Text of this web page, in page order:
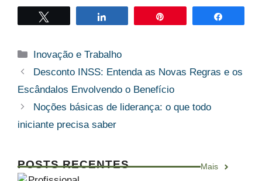
Compartilhar
Categorias
Inovação e Trabalho
Desconto INSS: Entenda as Novas Regras e os
Escândalos Envolvendo o Benefício
Noções básicas de liderança: o que todo
iniciante precisa saber
POSTS RECENTES Mais